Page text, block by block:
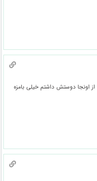
اونجا دوستش داشتم خیلی بامزه